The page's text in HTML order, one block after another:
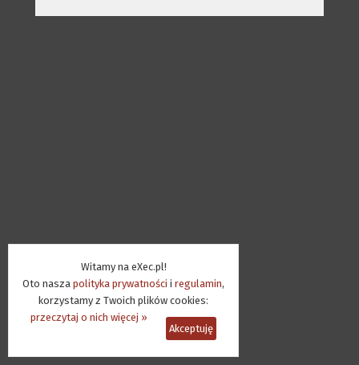
Witamy na eXec.pl!
Oto nasza polityka prywatności i regulamin,
korzystamy z Twoich plików cookies:
przeczytaj o nich więcej »
Akceptuję